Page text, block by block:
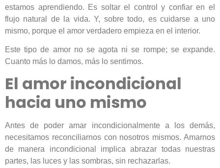
estamos aprendiendo. Es soltar el control y confiar en el
flujo natural de la vida. Y, sobre todo, es cuidarse a uno
mismo, porque el amor verdadero empieza en el interior.
Este tipo de amor no se agota ni se rompe; se expande.
Cuanto más lo damos, más lo sentimos.
El amor incondicional
hacia uno mismo
Antes de poder amar incondicionalmente a los demás,
necesitamos reconciliarnos con nosotros mismos. Amarnos
de manera incondicional implica abrazar todas nuestras
partes, las luces y las sombras, sin rechazarlas.